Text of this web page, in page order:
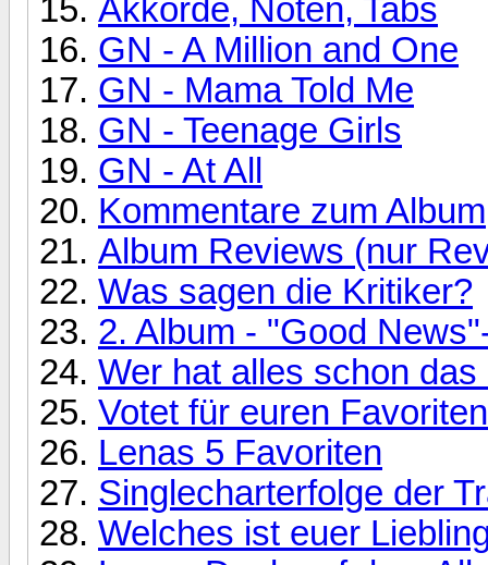
Akkorde, Noten, Tabs
GN - A Million and One
GN - Mama Told Me
GN - Teenage Girls
GN - At All
Kommentare zum Album
Album Reviews (nur
Was sagen die Kritiker?
2. Album - "Good
Wer hat alles schon
Votet für euren
Lenas 5 Favoriten
Singlecharterfolge der
Welches ist euer